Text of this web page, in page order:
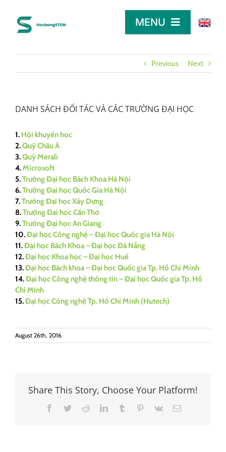
content
MENU
DÀNH CHO NHÀ TÀI TRỢ
Previous Next
DANH SÁCH ĐỐI TÁC VÀ CÁC TRƯỜNG ĐẠI HỌC
1. Hội khuyến học
2.Quỹ Châu Á
3.Quỹ Merali
4.Microsoft
5.Trường Đại học Bách Khoa Hà Nội
6.Trường Đại học Quốc Gia Hà Nội
7.Trường Đại học Xây Dựng
8.Trường Đại học Cần Thơ
9.Trường Đại học An Giang
10.Đại học Công nghệ – Đại học Quốc gia Hà Nội
11.Đại học Bách Khoa – Đại học Đà Nẵng
12.Đại học Khoa học – Đại học Huế
13.Đại học Bách khoa – Đại học Quốc gia Tp. Hồ Chí Minh
14.Đại học Công nghệ thông tin – Đại học Quốc gia Tp. Hồ
Chí Minh
15.Đại học Công nghệ Tp. Hồ Chí Minh (Hutech)
August 26th, 2016
Share This Story, Choose Your Platform!
Facebook
TwitterRedditLinkedInTumblr Pinterest
Vk Email